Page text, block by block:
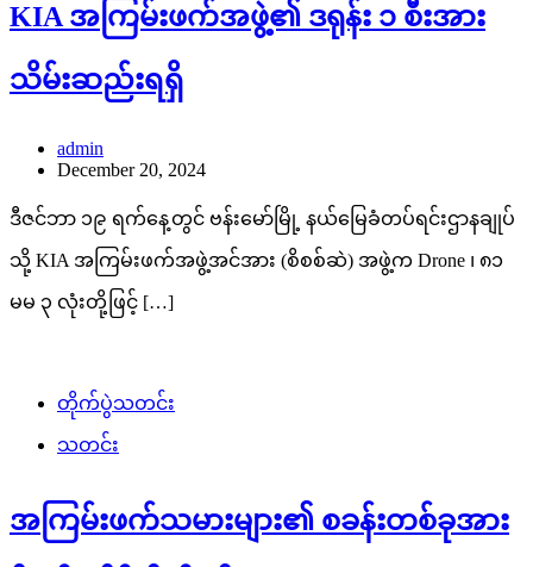
KIA အကြမ်းဖက်အဖွဲ့၏ ဒရုန်း ၁ စီးအား
သိမ်းဆည်းရရှိ
admin
December 20, 2024
ဒီဇင်ဘာ ၁၉ ရက်နေ့တွင် ဗန်းမော်မြို့ နယ်မြေခံတပ်ရင်းဌာနချုပ်
သို့ KIA အကြမ်းဖက်အဖွဲ့အင်အား (စိစစ်ဆဲ) အဖွဲ့က Drone ၊ ၈၁
မမ ၃ လုံးတို့ဖြင့် […]
တိုက်ပွဲသတင်း
သတင်း
အကြမ်းဖက်သမားများ၏ စခန်းတစ်ခုအား